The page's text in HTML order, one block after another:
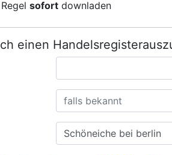
sofort downladen
einen